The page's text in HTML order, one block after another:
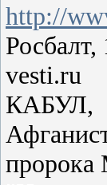
http://
vesti.ru
КАБУЛ,
пророка